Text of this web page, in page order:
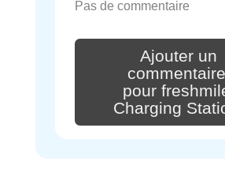
Pas de commentaire
Ajouter un
commentaire
pour
Charging